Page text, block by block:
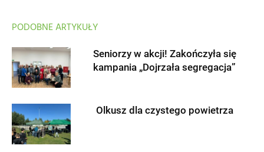
PODOBNE ARTYKUŁY
Seniorzy w akcji! Zakończyła się
kampania „Dojrzała segregacja”
Olkusz dla czystego powietrza